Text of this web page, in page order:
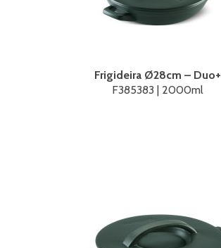
Frigideira Ø28cm – Duo+
F385383 | 2000ml